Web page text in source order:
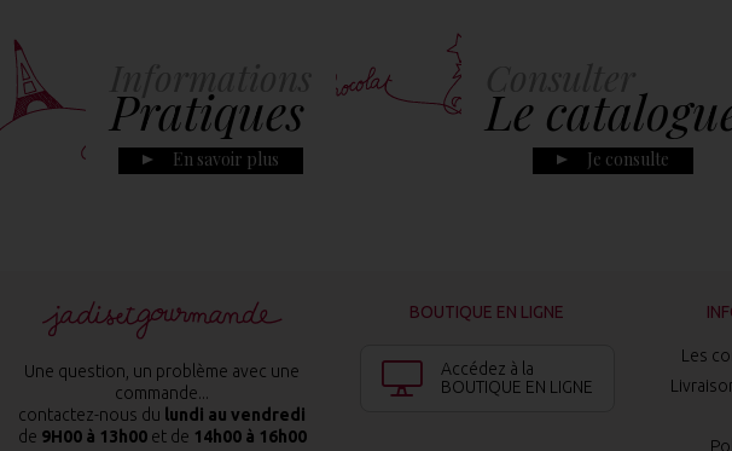
Pratiques
En savoir plus
Le
Je consulte
Une question, un problème avec une
commande...
contactez-nous du lundi au vendredi
de 9H00 à 13h00et de 14h00 à 16h00
BOUTIQUE EN LIGNE
Accédez à la
BOUTIQUE EN LIGNE
Les